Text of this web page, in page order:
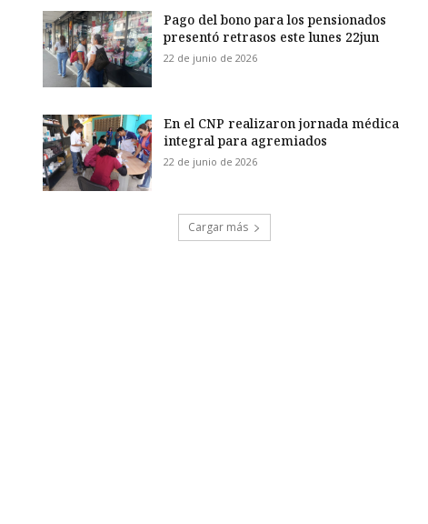
Pago del bono para los pensionados
presentó retrasos este lunes 22jun
22 de junio de 2026
En el CNP realizaron jornada médica
integral para agremiados
22 de junio de 2026
Cargar más